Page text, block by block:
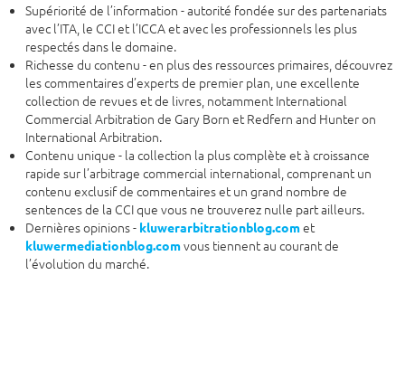
Supériorité de l’information - autorité fondée sur des partenariats
avec l’ITA, le CCI et l’ICCA et avec les professionnels les plus
respectés dans le domaine.
Richesse du contenu - en plus des ressources primaires, découvrez
les commentaires d’experts de premier plan, une excellente
collection de revues et de livres, notamment International
Commercial Arbitration de Gary Born et Redfern and Hunter on
International Arbitration.
Contenu unique - la collection la plus complète et à croissance
rapide sur l’arbitrage commercial international, comprenant un
contenu exclusif de commentaires et un grand nombre de
sentences de la CCI que vous ne trouverez nulle part ailleurs.
Dernières opinions - kluwerarbitrationblog.comet
kluwermediationblog.comvous tiennent au courant de
l’évolution du marché.